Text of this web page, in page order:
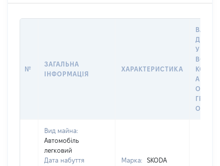
№
ЗАГАЛЬНА
ІНФОРМАЦІЯ
ХАРАКТЕРИСТИКА
ДАТУ
У
АБО
Вид майна:
Автомобіль
легковий
Дата набуття
Марка:
SKODA